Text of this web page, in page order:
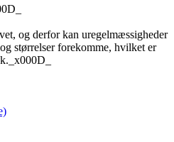
og derfor kan uregelmæssigheder
størrelser forekomme, hvilket er